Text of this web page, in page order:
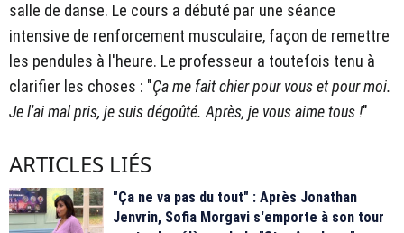
salle de danse. Le cours a débuté par une séance
intensive de renforcement musculaire, façon de remettre
les pendules à l'heure. Le professeur a toutefois tenu à
clarifier les choses : "Ça me fait chier pour vous et pour moi.
Je l'ai mal pris, je suis dégoûté. Après, je vous aime tous !"
ARTICLES LIÉS
"Ça ne va pas du tout" : Après Jonathan
Jenvrin, Sofia Morgavi s'emporte à son tour